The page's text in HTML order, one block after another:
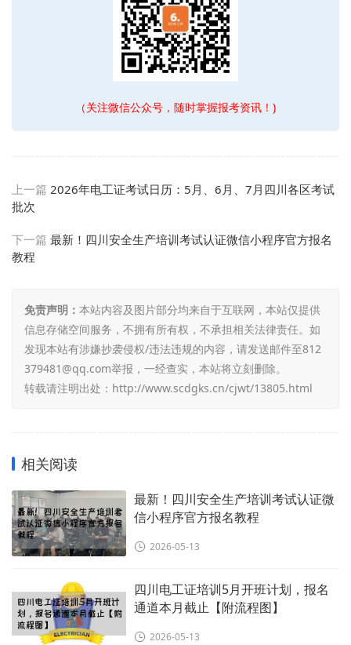
（关注微信公众号，随时掌握报考资讯！)
上一篇 2026年电工证考试日历：5月、6月、7月四川各区考试
批次
下一篇 最新！四川安全生产培训考试认证微信小程序官方报名
教程
免责声明： 本站内容及图片部分均来自于互联网，本站仅提供
信息存储空间服务，不拥有所有权，不承担相关法律责任。如
发现本站有涉嫌抄袭侵权/违法违规的内容，请发送邮件至812
379481@qq.com举报，一经查实，本站将立刻删除。
转载请注明出处： http://www.scdgks.cn/cjwt/13805.html
相关阅读
最新！四川安全生产培训考试认证微
信小程序官方报名教程
2026-05-13
四川电工证培训5月开班计划，报名
通道本月截止【附流程图】
2026-05-13